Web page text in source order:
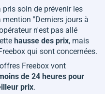
pris soin de prévenir les
"Derniers jours à
n'est pas allé
hausse des prix, mais
qui sont concernées.
Freebox vont
de 24 heures pour
prix.